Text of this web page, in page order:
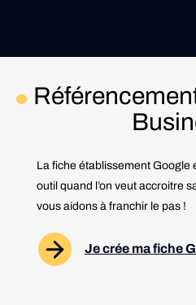
La fiche établissement Google
outil quand l’on veut accroitre
vous aidons à franchir le pas !
Je crée ma fiche